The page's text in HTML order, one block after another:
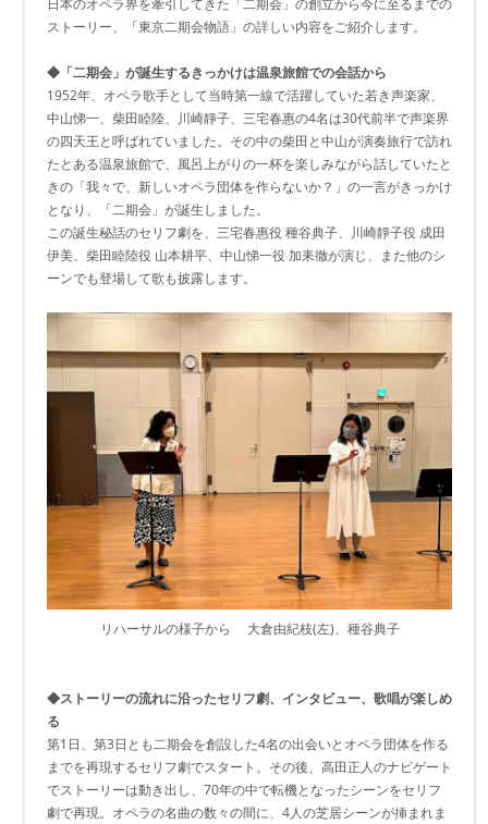
ストーリー、「東京二期会物語」の詳しい内容をご紹介します。
◆「二期会」が誕生するきっかけは温泉旅館での会話から
1952年、オペラ歌手として当時第一線で活躍していた若き声楽家、
中山悌一、柴田睦陸、川崎靜子、三宅春惠の4名は30代前半で声楽界
の四天王と呼ばれていました。その中の柴田と中山が演奏旅行で訪れ
たとある温泉旅館で、風呂上がりの一杯を楽しみながら話していたと
きの「我々で、新しいオペラ団体を作らないか？」の一言がきっかけ
となり、「二期会」が誕生しました。
この誕生秘話のセリフ劇を、三宅春惠役 種谷典子、川崎靜子役 成田
伊美、柴田睦陸役 山本耕平、中山悌一役 加耒徹が演じ、また他のシ
ーンでも登場して歌も披露します。
リハーサルの様子から 大倉由紀枝(左)、種谷典子
◆ストーリーの流れに沿ったセリフ劇、インタビュー、歌唱が楽しめ
る
第1日、第3日とも二期会を創設した4名の出会いとオペラ団体を作る
までを再現するセリフ劇でスタート。その後、高田正人のナビゲート
でストーリーは動き出し、70年の中で転機となったシーンをセリフ
劇で再現。オペラの名曲の数々の間に、4人の芝居シーンが挿まれま